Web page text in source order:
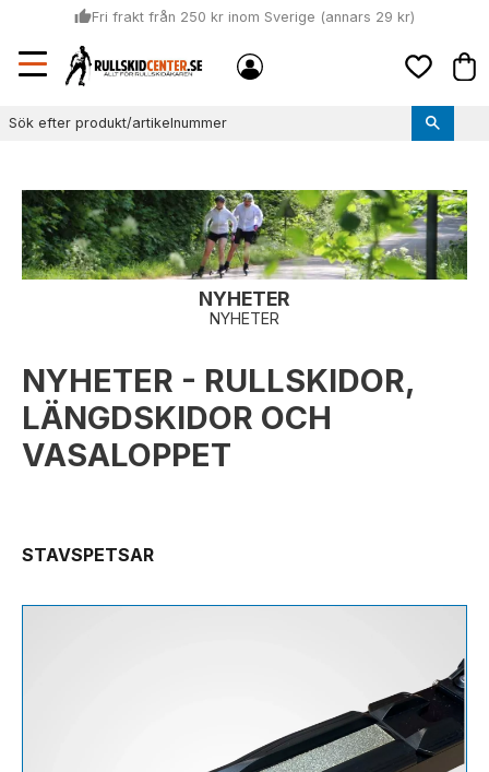
Meny
thumb_upFri frakt från 250 kr inom Sverige (annars 29 kr)
local_shipping
Sommar: Beställ innan kl 11:00 (mån-ons) och vi skickar lagervaror
samma dag
NYHETER
NYHETER
NYHETER - RULLSKIDOR,
LÄNGDSKIDOR OCH
VASALOPPET
STAVSPETSAR